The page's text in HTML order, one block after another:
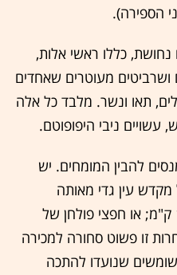
נחושת, כללו ראשי אלות,
ושרביטים מעוטרים שאחדים
תאו ונשר. מלבד כל אלה
עשויים ניבי היפופוטם.
להבין המומחים. יש
עין גדי מאותה
התקופה, שנמצא במרחק כ־12 ק"מ; או חפצי פולחן של
זו פשוט סחורה למכירה
שנועדו להתכה